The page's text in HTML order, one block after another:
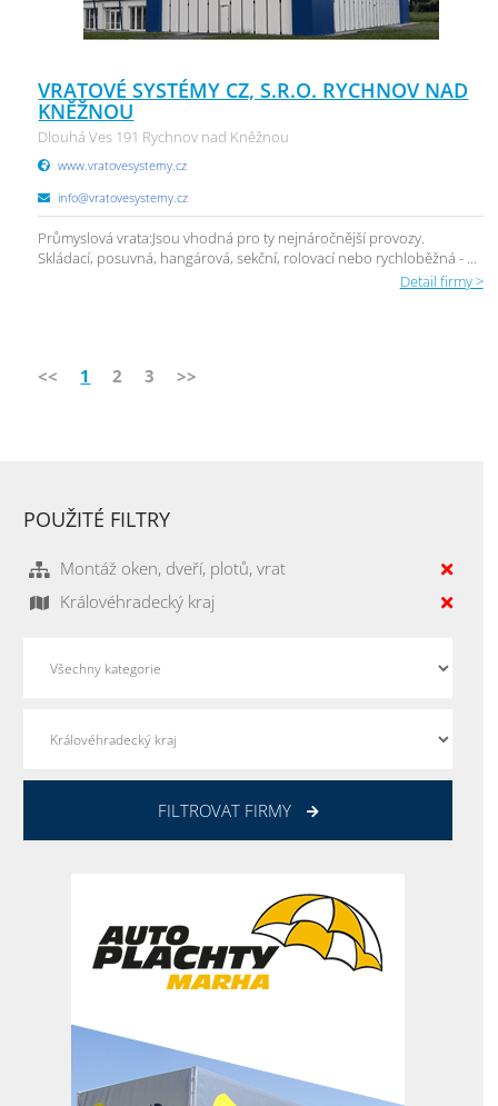
VRATOVÉ SYSTÉMY CZ, S.R.O. RYCHNOV NAD
KNĚŽNOU
Dlouhá Ves 191 Rychnov nad Kněžnou
www.vratovesystemy.cz
info@vratovesystemy.cz
Průmyslová vrata:Jsou vhodná pro ty nejnáročnější provozy.
Skládací, posuvná, hangárová, sekční, rolovací nebo rychloběžná - ...
Detail firmy >
<< 1 2 3 >>
POUŽITÉ FILTRY
Montáž oken, dveří, plotů, vrat
Královéhradecký kraj
FILTROVAT FIRMY